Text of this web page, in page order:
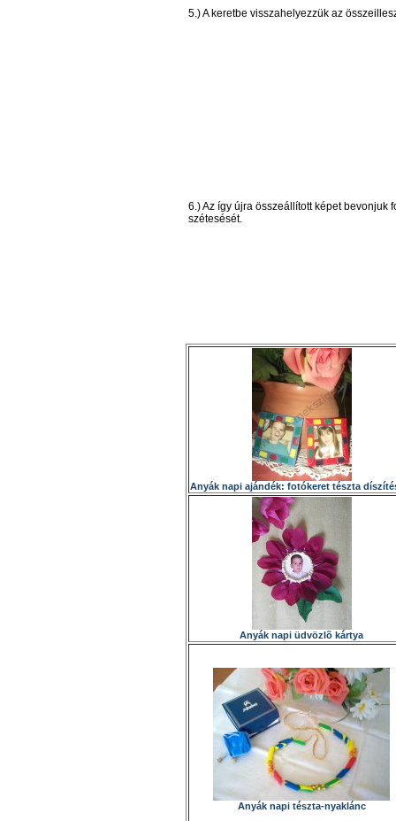
5.) A keretbe visszahelyezzük az
6.) Az így újra összeállított képet bevonjuk
szétesését.
Anyák napi ajándék: fotókeret tészta
Anyák napi üdvözlõ kártya
Anyák napi tészta-nyaklánc